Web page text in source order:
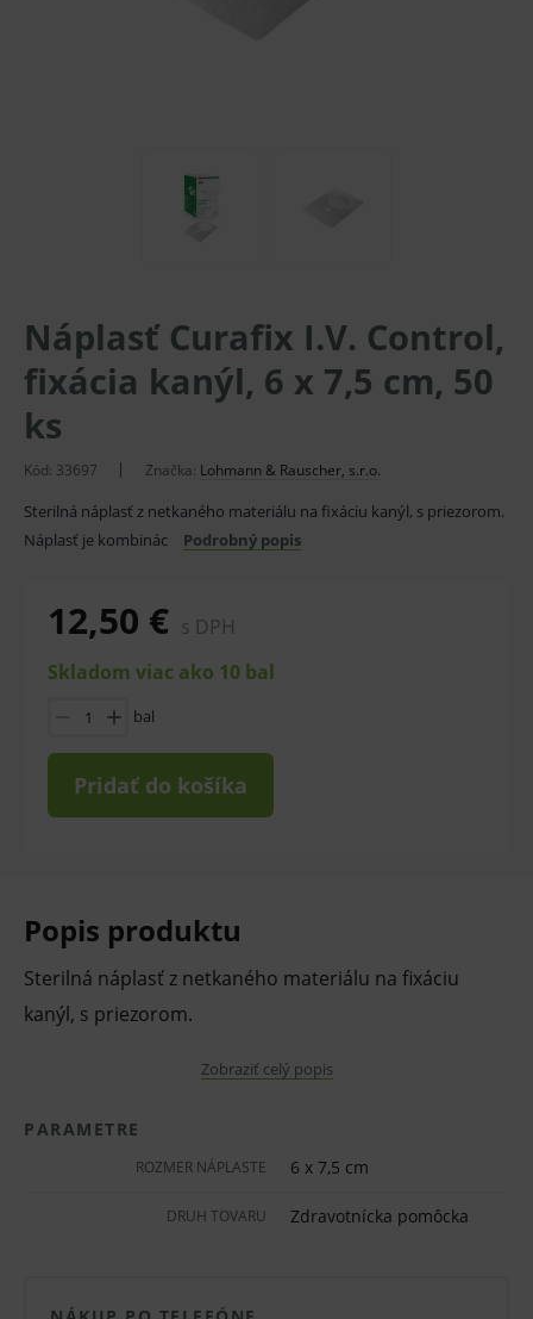
Náplasť Curafix I.V. Control,
fixácia kanýl, 6 x 7,5 cm, 50
ks
Kód: 33697 Značka: Lohmann & Rauscher, s.r.o.
Sterilná náplasť z netkaného materiálu na fixáciu kanýl, s priezorom.
Náplasť je kombinác
Podrobný popis
12,50 € s DPH
Skladom viac ako 10 bal
bal
Pridať do košíka
Popis produktu
Sterilná náplasť z netkaného materiálu na fixáciu
kanýl, s priezorom.
Náplasť je kombináciou netkanej textílie a
laminovanej fólie s okienkom na kontrolu miesta
s okienkom na kontrolu miesta punkcie
pred infekciou
Zobraziť celý popis
PARAMETRE
ROZMER NÁPLASTE 6 x 7,5 cm
DRUH TOVARU Zdravotnícka pomôcka